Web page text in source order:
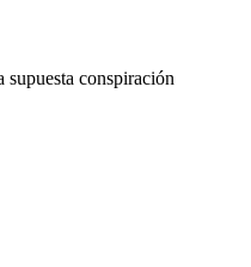
supuesta conspiración